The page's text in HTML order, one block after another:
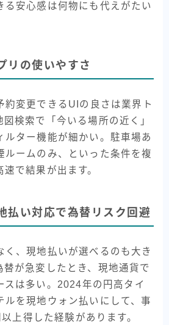
る安心感は何物にも代えがたい
リの使いやすさ
約変更できるUIの良さは業界ト
図検索で「今いる場所の近く」
ルター機能が細かい。駐車場あ
ルームのみ、といった条件を複
で結果が出ます。
払い対応で為替リスク回避
く、現地払いが選べるのも大き
替が急変したとき、現地通貨で
スは多い。2024年の円高タイ
ルを現地ウォン払いにして、事
上得した経験があります。